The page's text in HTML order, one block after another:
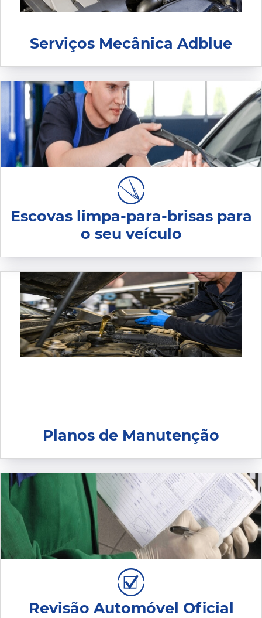
Serviços Mecânica Adblue
Escovas limpa-para-brisas para
o seu veículo
Planos de Manutenção
Revisão Automóvel Oficial